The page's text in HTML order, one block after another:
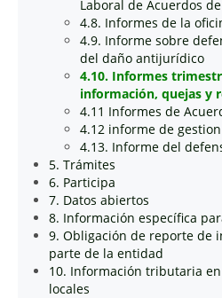
Laboral de Acuerdos
4.8. Informes de la
4.9. Informe sobre
del daño antijurídico
4.10. Informes
información, quejas y
4.11 Informes de
4.12 informe de
4.13. Informe del
5. Trámites
6. Participa
7. Datos abiertos
8. Información específica
9. Obligación de reporte de
parte de la entidad
10. Información tributaria
locales